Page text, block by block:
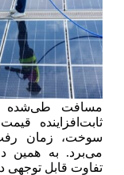
مسافت طی‌شده
ثابت‌افزاینده
سوخت، زمان
می‌برد. به همین
تفاوت قابل توجهی